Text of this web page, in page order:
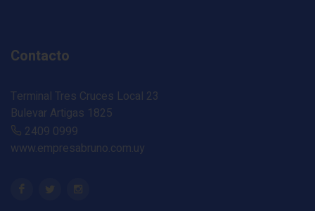
Contacto
Terminal Tres Cruces Local 23
Bulevar Artigas 1825
2409 0999
www.empresabruno.com.uy